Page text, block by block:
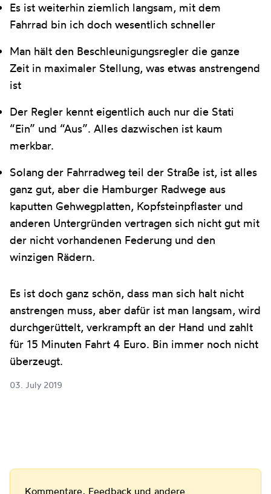
Es ist weiterhin ziemlich langsam, mit dem
Fahrrad bin ich doch wesentlich schneller
Man hält den Beschleunigungsregler die ganze
Zeit in maximaler Stellung, was etwas anstrengend
ist
Der Regler kennt eigentlich auch nur die Stati
“Ein” und “Aus”. Alles dazwischen ist kaum
merkbar.
Solang der Fahrradweg teil der Straße ist, ist alles
ganz gut, aber die Hamburger Radwege aus
kaputten Gehwegplatten, Kopfsteinpflaster und
anderen Untergründen vertragen sich nicht gut mit
der nicht vorhandenen Federung und den
winzigen Rädern.
Es ist doch ganz schön, dass man sich halt nicht
anstrengen muss, aber dafür ist man langsam, wird
durchgerüttelt, verkrampft an der Hand und zahlt
für 15 Minuten Fahrt 4 Euro. Bin immer noch nicht
überzeugt.
03. July 2019
Kommentare, Feedback und andere